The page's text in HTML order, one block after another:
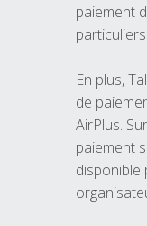
paiement
particuliers.
En plus,
de
AirPlus.
paiement
disponible